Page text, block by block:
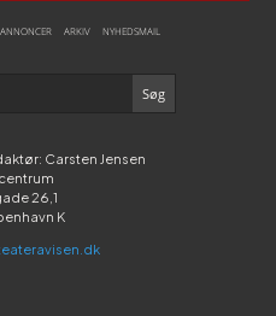
ANNONCER ARKIV NYHEDSMAIL
Carsten Jensen
26,1
K